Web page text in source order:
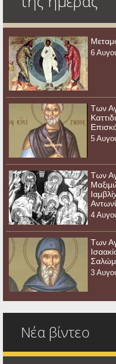
6
Των
5
Των
4
Των
3
Νέα βίντεο